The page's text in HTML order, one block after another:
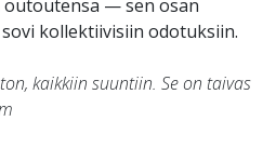
outoutensa — sen osan
kollektiivisiin odotuksiin.
kaikkiin suuntiin. Se on taivas